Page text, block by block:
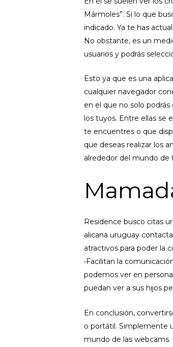
Mármoles”. Si lo que
indicado. Ya te has
No obstante, es un
usuarios y podrás
Esto ya que es una
cualquier navegador
en el que no solo
los tuyos. Entre ellas se
te encuentres o que
que deseas realizar los
alrededor del mundo
Residence busco citas
alicana uruguay
atractivos para poder la
•Facilitan la
podemos ver en
puedan ver a sus hijos
En conclusión,
o portátil. Simplemente
mundo de las